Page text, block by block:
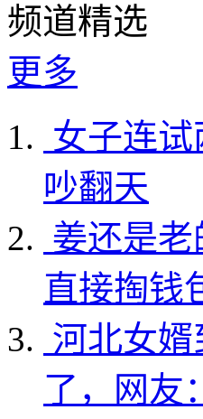
频道精选
更多
女子连
吵翻天
姜还是
直接掏钱
河北女
了，网友